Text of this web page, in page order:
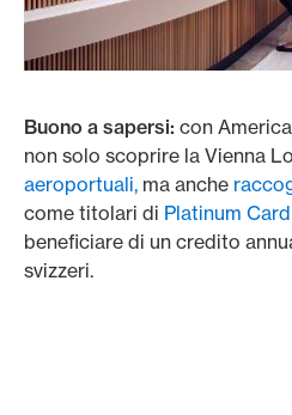
Buono a sapersi: con
non solo scoprire la Vienna
aeroportuali, ma anche
come titolari di Platinum Card
beneficiare di un credito
svizzeri.